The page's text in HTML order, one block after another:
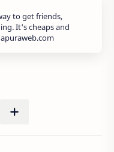
to get friends,
It's cheaps and